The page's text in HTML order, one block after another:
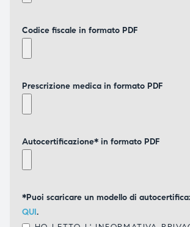
Codice fiscale in formato PDF
Prescrizione medica in formato PDF
Autocertificazione* in formato PDF
*Puoi scaricare un modello di
QUI.